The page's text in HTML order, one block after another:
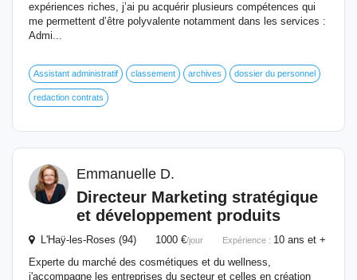
expériences riches, j’ai pu acquérir plusieurs compétences qui
me permettent d’être polyvalente notamment dans les services :
Admi...
Assistant administratif classement archives dossier du personnel
redaction contrats
Emmanuelle D.
Directeur Marketing stratégique
et développement produits
L'Haÿ-les-Roses (94) 1000 €/jour Expérience : 10 ans et +
Experte du marché des cosmétiques et du wellness,
j'accompagne les entreprises du secteur et celles en création